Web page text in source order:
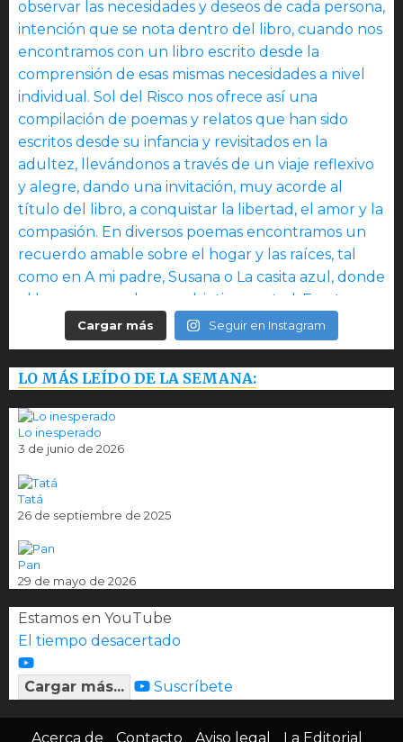
Cargar más Seguir en Instagram
LO MÁS LEÍDO DE LA SEMANA:
Lo inesperado
3 de junio de 2026
Tatá
26 de septiembre de 2025
Pan
29 de mayo de 2026
Estamos en YouTube
El tiempo desacertado
Cargar más... Suscríbete
Acerca de Contacto Aviso legal La Editorial